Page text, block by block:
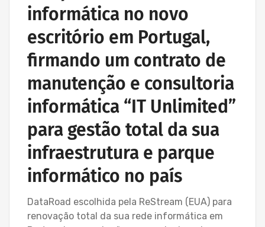
informática no novo
escritório em Portugal,
firmando um contrato de
manutenção e consultoria
informática “IT Unlimited”
para gestão total da sua
infraestrutura e parque
informático no país
DataRoad escolhida pela ReStream (EUA) para
renovação total da sua rede informática em